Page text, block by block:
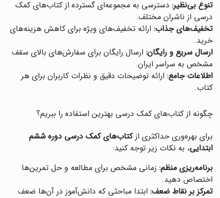
تنوع بی‌نظیر: دسترسی به مجموعه‌ای گسترده از کتاب‌های کمک
درسی از ناشران مختلف.
تخفیف‌های جذاب: ارائه تخفیف‌های ویژه برای کاهش هزینه‌های
خرید.
ارسال سریع و رایگان: ارسال رایگان برای سفارش‌های بالای سقف
مشخص به سراسر ایران.
اطلاعات جامع: ارائه توضیحات دقیق و نظرات کاربران برای هر
کتاب.
چگونه از کتاب‌های کمک درسی بهترین استفاده را ببریم؟
برای بهره‌وری حداکثری ازکتاب‌های کمک درسی دوره ششم
ابتدایی، به نکات زیر توجه کنید:
برنامه‌ریزی منظم: زمانی مشخص برای مطالعه و حل تمرین‌ها
اختصاص دهید.
تمرکز بر نقاط ضعف: ابتدا مباحثی که دانش‌آموز در آن‌ها ضعف